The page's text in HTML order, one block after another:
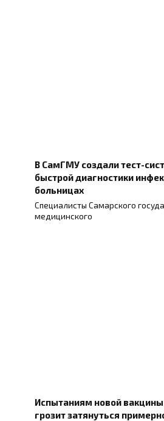
В СамГМУ создали тест-
быстрой диагностики
больницах
Специалисты Самарского
медицинского
Испытаниям новой вакцины
грозит затянуться